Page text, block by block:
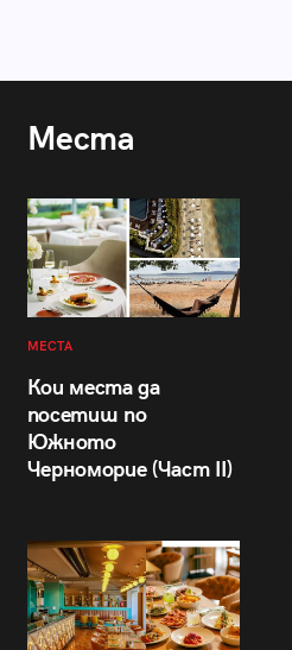
Места
МЕСТА
Кои места да
посетиш по
Южното
Черноморие (Част II)